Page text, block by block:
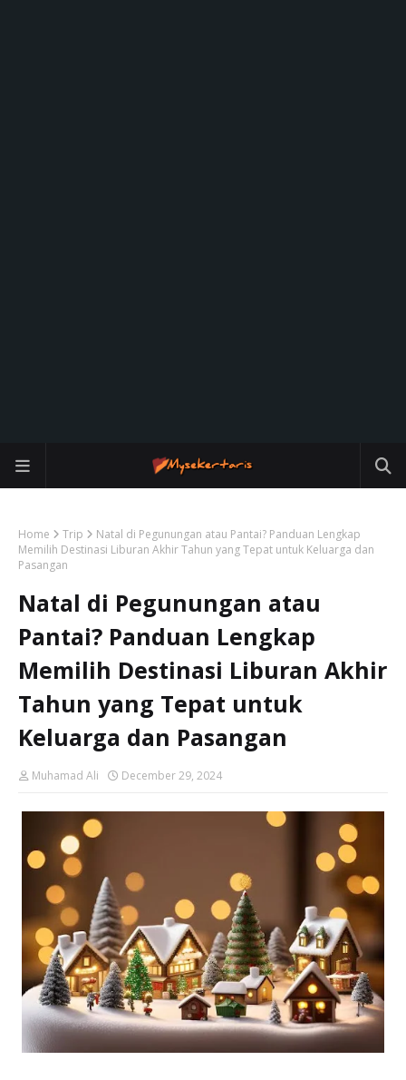
Home Trip
Natal di Pegunungan atau Pantai? Panduan Lengkap
Memilih Destinasi Liburan Akhir Tahun yang Tepat untuk Keluarga dan
Pasangan
Natal di Pegunungan atau
Pantai? Panduan Lengkap
Memilih Destinasi Liburan Akhir
Tahun yang Tepat untuk
Keluarga dan Pasangan
Muhamad Ali December 29, 2024